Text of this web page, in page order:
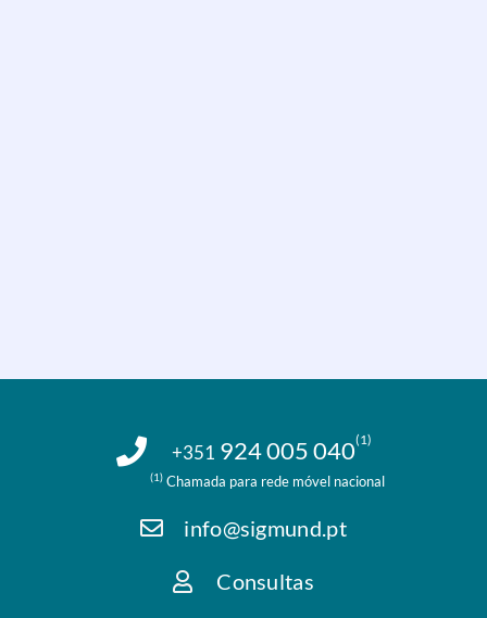
+351 924 005 040(1)
(1) Chamada para rede móvel nacional
info@sigmund.pt
Consultas